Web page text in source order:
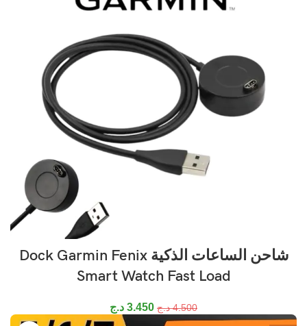
شاحن الساعات الذكية Dock Garmin Fenix
Smart Watch Fast Load
4.500 د.ج 3.450 د.ج